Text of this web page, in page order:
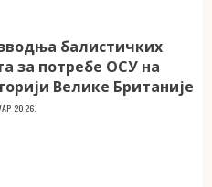
балистичких
за потребе ОСУ на
Велике Британије
2026.